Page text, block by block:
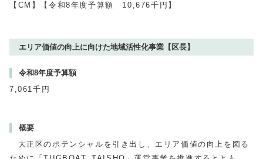
【CM】【令和8年度予算額 10,676千円】
エリア価値の向上に向けた地域活性化事業【区長】
令和8年度予算額
7,061千円
概要
大正区のポテンシャルを引き出し、エリア価値の向上を図る